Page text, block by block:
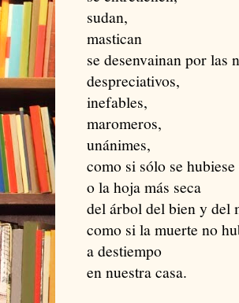
sudan,
mastican
se desenvainan por las
despreciativos,
inefables,
maromeros,
unánimes,
como si sólo se
o la hoja más seca
del árbol del bien y del
como si la muerte no
a destiempo
en nuestra casa.